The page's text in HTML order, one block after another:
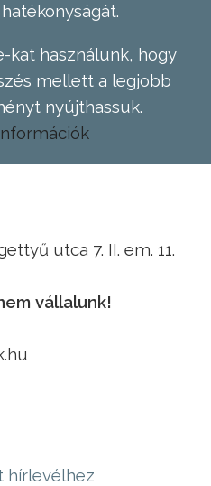
kat használunk, hogy
mellett a legjobb
nyújthassuk.
utca 7. II. em. 11.
vállalunk!
hírlevélhez